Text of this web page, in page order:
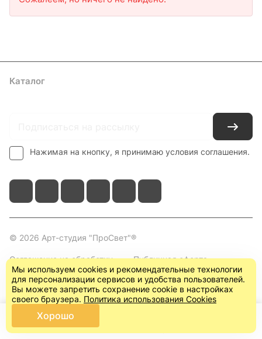
Каталог
Нажимая на кнопку, я принимаю условия соглашения.
© 2026 Арт-студия "ПроСвет"®
Соглашение на обработку
персональных данных
Публичная оферта
(пользовательское
соглашение)
Главная Каталог
Мы используем cookies и рекомендательные технологии
для персонализации сервисов и удобства пользователей.
Вы можете запретить сохранение cookie в настройках
своего браузера. Политика использования Cookies
Хорошо